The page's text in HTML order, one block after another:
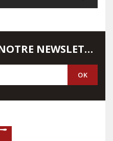
INSCRIVEZ-VOUS À NOTRE NEWSLETTER